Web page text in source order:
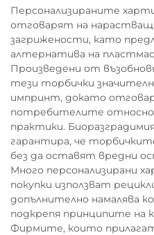
Персонализираните
отговарят на
загрижености, като
алтернатива на
Произведени от
тези торбички
импринт, докато
потребителите
практики.
гарантира, че
без да оставят вредни
Много персонализирани
покупки използват
допълнително намалява
подкрепя принципите на
Фирмите, които